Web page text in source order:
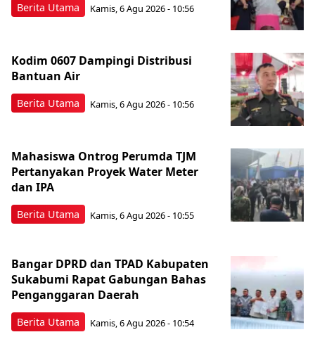
Berita Utama Kamis, 6 Agu 2026 - 10:56
Berita Utama
Kodim 0607 Dampingi Distribusi
Bantuan Air
Kamis, 6 Agu 2026 - 10:56
Berita Utama
Mahasiswa Ontrog Perumda TJM
Pertanyakan Proyek Water Meter
dan IPA
Kamis, 6 Agu 2026 - 10:55
Berita Utama
Bangar DPRD dan TPAD Kabupaten
Sukabumi Rapat Gabungan Bahas
Penganggaran Daerah
Kamis, 6 Agu 2026 - 10:54